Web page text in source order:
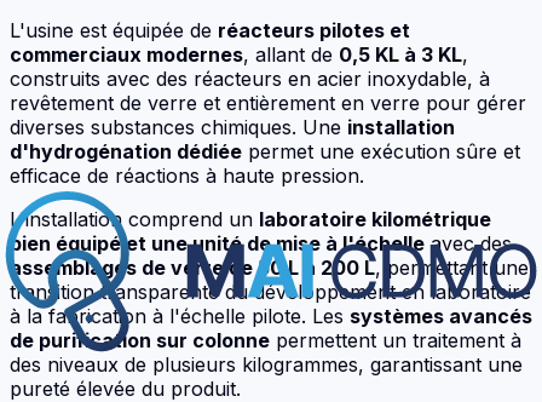
L'usine est équipée de réacteurs pilotes et
commerciaux modernes, allant de 0,5 KL à 3 KL,
construits avec des réacteurs en acier inoxydable, à
revêtement de verre et entièrement en verre pour gérer
diverses substances chimiques. Une installation
d'hydrogénation dédiée permet une exécution sûre et
efficace de réactions à haute pression.
L'installation comprend un laboratoire kilométrique
bien équipé et une unité de mise à l'échelle avec des
assemblages de verre de 50 L à 200 L, permettant une
transition transparente du développement en laboratoire
à la fabrication à l'échelle pilote. Les systèmes avancés
de purification sur colonne permettent un traitement à
des niveaux de plusieurs kilogrammes, garantissant une
pureté élevée du produit.